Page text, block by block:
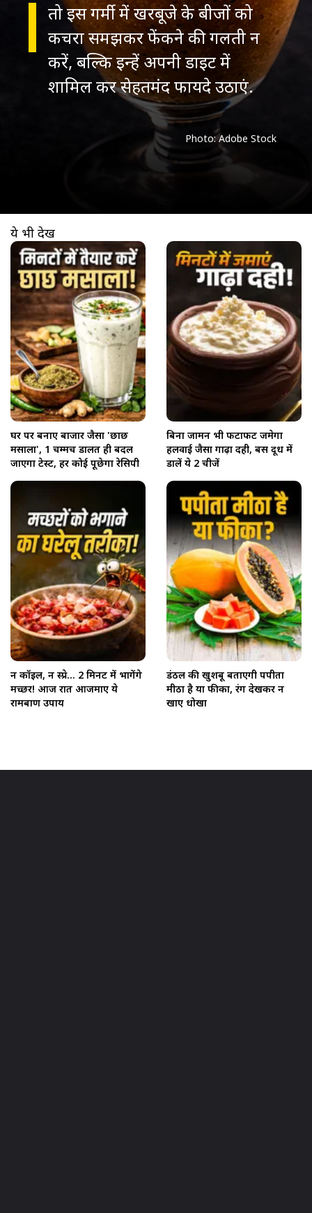
तो इस गर्मी में खरबूजे के बीजों को
कचरा समझकर फेंकने की गलती न
करें, बल्कि इन्हें अपनी डाइट में
शामिल कर सेहतमंद फायदे उठाएं.
Photo: Adobe Stock
खुल रहा है
ये भी देखें
घर पर बनाएं बाजार जैसा 'छाछ
मसाला', 1 चम्मच डालत ही बदल
जाएगा टेस्ट, हर कोई पूछेगा रेसिपी
बिना जामन भी फटाफट जमेगा
हलवाई जैसा गाढ़ा दही, बस दूध में
डालें ये 2 चीजें
न कॉइल, न स्प्रे... 2 मिनट में भागेंगे
मच्छर! आज रात आजमाएं ये
रामबाण उपाय
डंठल की खुशबू बताएगी पपीता
मीठा है या फीका, रंग देखकर न
खाएं धोखा